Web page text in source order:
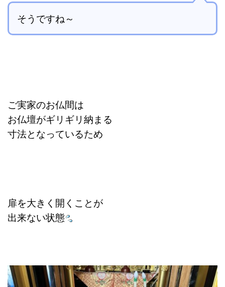
そうですね～
ご実家のお仏間は
お仏壇がギリギリ納まる
寸法となっているため
扉を大きく開くことが
出来ない状態